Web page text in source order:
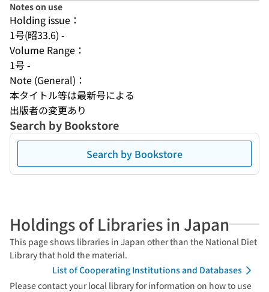
Notes on use
Holding issue：
1号(昭33.6) -
Volume Range：
1号 -
Note (General)：
本タイトル等は最新号による
出版者の変更あり
Search by Bookstore
Search by Bookstore
Holdings of Libraries in Japan
This page shows libraries in Japan other than the National Diet
Library that hold the material.
List of Cooperating Institutions and Databases
Please contact your local library for information on how to use